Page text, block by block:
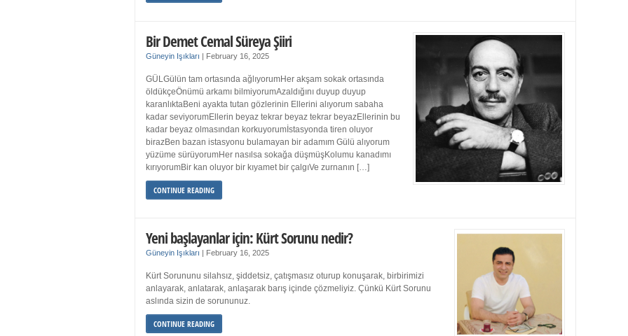
Bir Demet Cemal Süreya Şiiri
Güneyin Işıkları February 16, 2025
GÜLGülün tam ortasında ağlıyorumHer akşam sokak ortasında
öldükçeÖnümü arkamı bilmiyorumAzaldığını duyup duyup
karanlıktaBeni ayakta tutan gözlerinin Ellerini alıyorum sabaha
kadar seviyorumEllerin beyaz tekrar beyaz tekrar beyazEllerinin bu
kadar beyaz olmasından korkuyorumİstasyonda tiren oluyor
birazBen bazan istasyonu bulamayan bir adamım Gülü alıyorum
yüzüme sürüyorumHer nasılsa sokağa düşmüşKolumu kanadımı
kırıyorumBir kan oluyor bir kıyamet bir çalgıVe zurnanın […]
CONTINUE READING
Yeni başlayanlar için: Kürt Sorunu nedir?
Güneyin Işıkları February 16, 2025
Kürt Sorununu silahsız, şiddetsiz, çatışmasız oturup konuşarak, birbirimizi
anlayarak, anlatarak, anlaşarak barış içinde çözmeliyiz. Çünkü Kürt Sorunu
aslında sizin de sorununuz.
CONTINUE READING